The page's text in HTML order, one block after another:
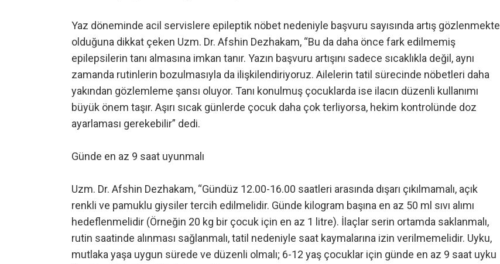
Yaz döneminde acil servislere epileptik nöbet nedeniyle başvuru sayısında artış gözlenmekte
olduğuna dikkat çeken Uzm. Dr. Afshin Dezhakam, “Bu da daha önce fark edilmemiş
epilepsilerin tanı almasına imkan tanır. Yazın başvuru artışını sadece sıcaklıkla değil, aynı
zamanda rutinlerin bozulmasıyla da ilişkilendiriyoruz. Ailelerin tatil sürecinde nöbetleri daha
yakından gözlemleme şansı oluyor. Tanı konulmuş çocuklarda ise ilacın düzenli kullanımı
büyük önem taşır. Aşırı sıcak günlerde çocuk daha çok terliyorsa, hekim kontrolünde doz
ayarlaması gerekebilir” dedi.
Günde en az 9 saat uyunmalı
Uzm. Dr. Afshin Dezhakam, “Gündüz 12.00-16.00 saatleri arasında dışarı çıkılmamalı, açık
renkli ve pamuklu giysiler tercih edilmelidir. Günde kilogram başına en az 50 ml sıvı alımı
hedeflenmelidir (Örneğin 20 kg bir çocuk için en az 1 litre). İlaçlar serin ortamda saklanmalı,
rutin saatinde alınması sağlanmalı, tatil nedeniyle saat kaymalarına izin verilmemelidir. Uyku,
mutlaka yaşa uygun sürede ve düzenli olmalı; 6-12 yaş çocuklar için günde en az 9 saat uyku